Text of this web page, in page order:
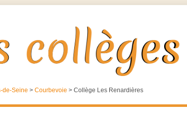
de-Seine > Courbevoie > Collège Les Renardières